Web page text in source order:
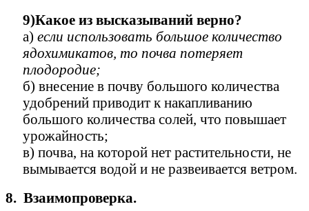
9)Какое из высказываний верно?
а)если использовать большое количество
ядохимикатов, то почва потеряет
плодородие;
б) внесение в почву большого количества
удобрений приводит к накапливанию
большого количества солей, что повышает
урожайность;
в) почва, на которой нет растительности, не
вымывается водой и не развеивается ветром.
8. Взаимопроверка.